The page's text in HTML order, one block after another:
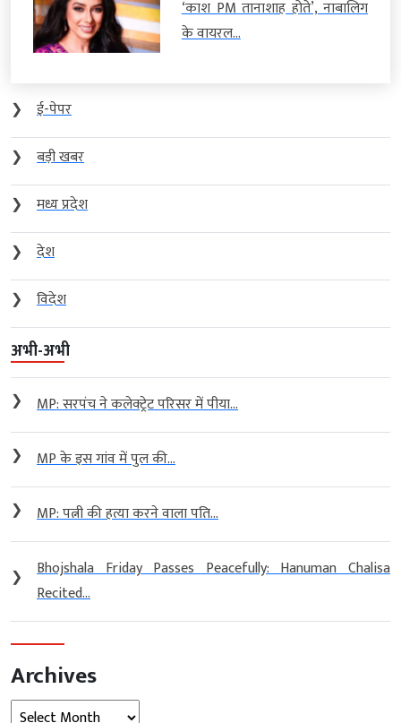
‘काश PM तानाशाह होते’, नाबालिग
के वायरल...
❯
ई-पेपर
❯
बड़ी खबर
❯
मध्य प्रदेश
❯
देश
❯
विदेश
अभी-अभी
❯ MP: सरपंच ने कलेक्ट्रेट परिसर में पीया...
❯ MP के इस गांव में पुल की...
❯ MP: पत्नी की हत्या करने वाला पति...
❯
Bhojshala Friday Passes Peacefully: Hanuman Chalisa
Recited...
Archives
Archives